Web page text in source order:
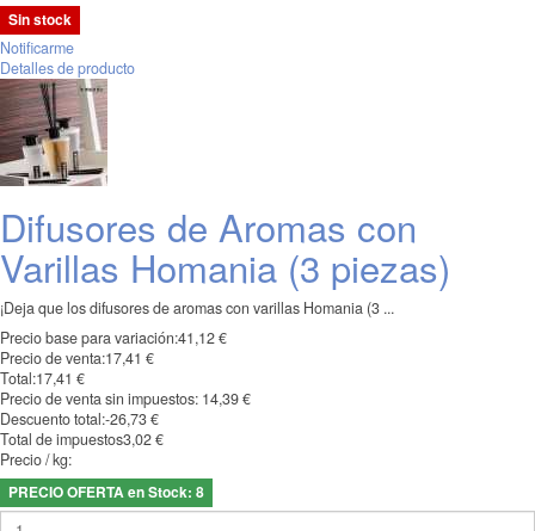
Sin stock
Notificarme
Detalles de producto
Difusores de Aromas con
Varillas Homania (3 piezas)
¡Deja que los difusores de aromas con varillas Homania (3 ...
Precio base para variación:41,12 €
Precio de venta:17,41 €
Total:17,41 €
Precio de venta sin impuestos: 14,39 €
Descuento total:-26,73 €
Total de impuestos3,02 €
Precio / kg:
PRECIO OFERTA en Stock: 8